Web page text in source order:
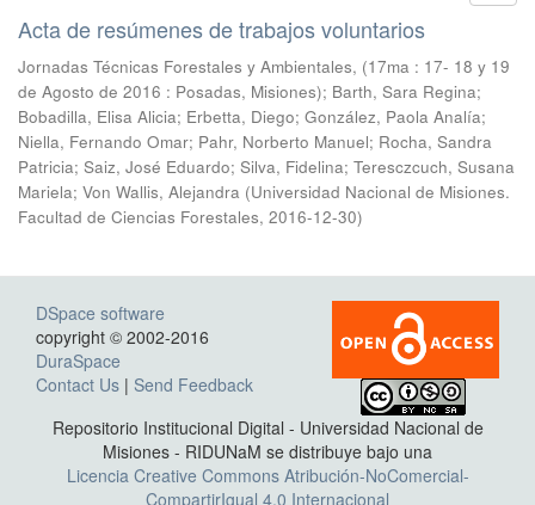
Acta de resúmenes de trabajos voluntarios
Jornadas Técnicas Forestales y Ambientales, (17ma : 17- 18 y 19
de Agosto de 2016 : Posadas, Misiones); Barth, Sara Regina;
Bobadilla, Elisa Alicia; Erbetta, Diego; González, Paola Analía;
Niella, Fernando Omar; Pahr, Norberto Manuel; Rocha, Sandra
Patricia; Saiz, José Eduardo; Silva, Fidelina; Teresczcuch, Susana
Mariela; Von Wallis, Alejandra (Universidad Nacional de Misiones.
Facultad de Ciencias Forestales, 2016-12-30)
DSpace software
copyright © 2002-2016
DuraSpace
Contact Us | Send Feedback
Repositorio Institucional Digital - Universidad Nacional de
Misiones - RIDUNaM se distribuye bajo una
Licencia Creative Commons Atribución-NoComercial-
CompartirIgual 4.0 Internacional